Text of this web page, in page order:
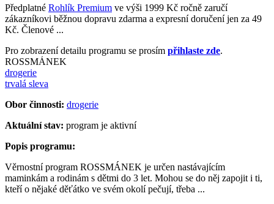
Předplatné Rohlík Premium ve výši 1999 Kč ročně zaručí
zákazníkovi běžnou dopravu zdarma a expresní doručení jen za 49
Kč. Členové ...
Pro zobrazení detailu programu se prosím přihlaste zde.
ROSSMÁNEK
drogerie
trvalá sleva
Obor činnosti: drogerie
Aktuální stav: program je aktivní
Popis programu:
Věrnostní program ROSSMÁNEK je určen nastávajícím
maminkám a rodinám s dětmi do 3 let. Mohou se do něj zapojit i ti,
kteří o nějaké děťátko ve svém okolí pečují, třeba ...